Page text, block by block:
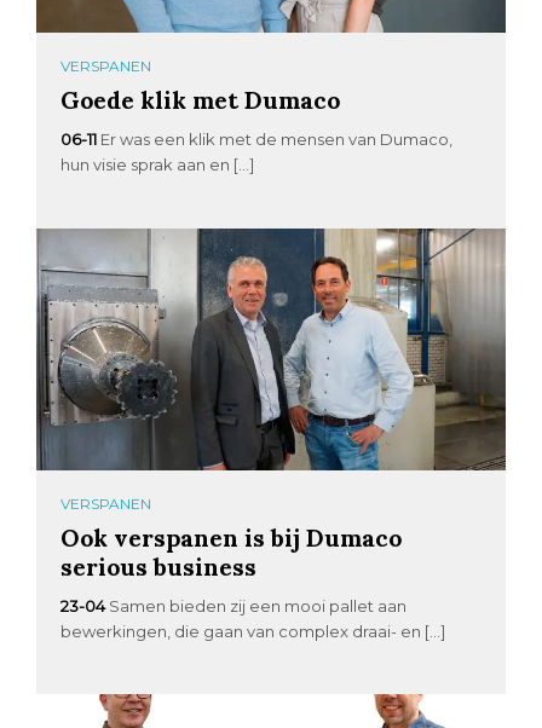
VERSPANEN
Goede klik met Dumaco
06-11 Er was een klik met de mensen van Dumaco,
hun visie sprak aan en […]
VERSPANEN
Ook verspanen is bij Dumaco
serious business
23-04 Samen bieden zij een mooi pallet aan
bewerkingen, die gaan van complex draai- en […]